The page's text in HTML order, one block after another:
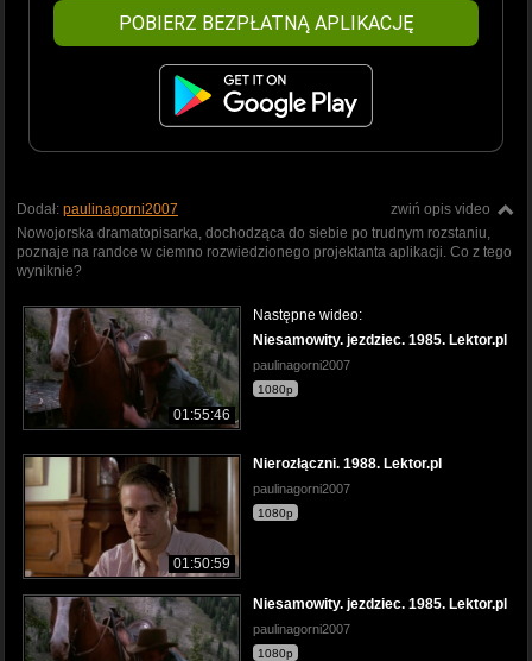
POBIERZ BEZPŁATNĄ APLIKACJĘ
zwiń opis video
Dodał: paulinagorni2007
Nowojorska dramatopisarka, dochodząca do siebie po trudnym rozstaniu,
poznaje na randce w ciemno rozwiedzionego projektanta aplikacji. Co z tego
wyniknie?
01:55:46
Następne wideo:
Niesamowity. jezdziec. 1985. Lektor.pl
paulinagorni2007
1080p
01:50:59
Nierozłączni. 1988. Lektor.pl
paulinagorni2007
1080p
Niesamowity. jezdziec. 1985. Lektor.pl
paulinagorni2007
1080p